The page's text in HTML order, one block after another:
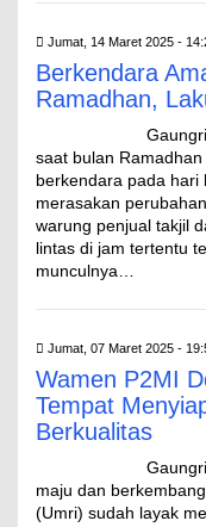
Jumat, 14 Maret 2025 -
Berkendara
Ramadhan,
saat bulan
berkendara pada hari
merasakan
warung penjual takjil
lintas di jam tertentu
munculnya…
Jumat, 07 Maret 2025 -
Wamen P2MI
Tempat
Berkualitas
maju dan
(Umri) sudah layak